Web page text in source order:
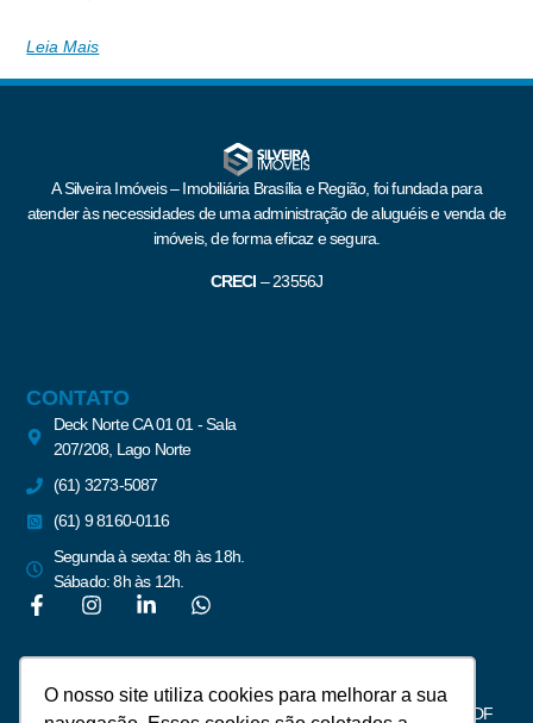
O nosso site utiliza cookies para melhorar a sua
Leia Mais
A Silveira Imóveis – Imobiliária Brasília e Região, foi fundada para
atender às necessidades de uma administração de aluguéis e venda de
imóveis, de forma eficaz e segura.
CRECI –23556J
CONTATO
Deck Norte CA 01 01 - Sala
207/208, Lago Norte
(61) 3273-5087
(61) 9 8160-0116
Segunda à sexta: 8h às 18h.
Sábado: 8h às 12h.
Newsletter
Assine para receber notícias do mercado imobiliário de Brasília – DF